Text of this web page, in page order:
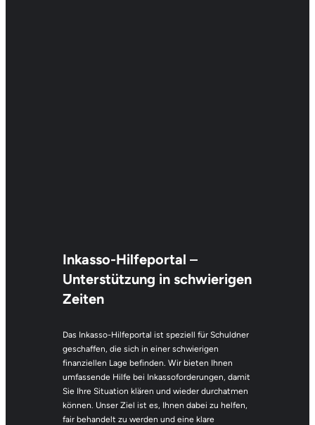
Inkasso-Hilfeportal –
Unterstützung in schwierigen
Zeiten
Das Inkasso-Hilfeportal ist speziell für Schuldner
geschaffen, die sich in einer schwierigen
finanziellen Lage befinden. Wir bieten Ihnen
umfassende Hilfe bei Inkassoforderungen, damit
Sie Ihre Situation klären und wieder durchatmen
können. Unser Ziel ist es, Ihnen dabei zu helfen,
fair behandelt zu werden und eine klare